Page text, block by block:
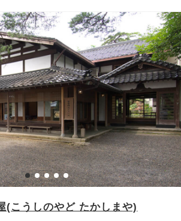
(こうしのやど たかしまや)